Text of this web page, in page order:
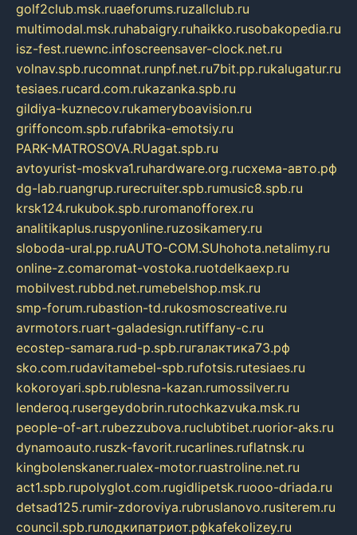
golf2club.msk.ruaeforums.ruzallclub.ru
multimodal.msk.ruhabaigry.ruhaikko.rusobakopedia.ru
isz-fest.ruewnc.infoscreensaver-clock.net.ru
volnav.spb.rucomnat.runpf.net.ru7bit.pp.rukalugatur.ru
tesiaes.rucard.com.rukazanka.spb.ru
gildiya-kuznecov.rukameryboavision.ru
griffoncom.spb.rufabrika-emotsiy.ru
PARK-MATROSOVA.RUagat.spb.ru
avtoyurist-moskva1.ruhardware.org.ruсхема-авто.рф
dg-lab.ruangrup.rurecruiter.spb.rumusic8.spb.ru
krsk124.rukubok.spb.ruromanofforex.ru
analitikaplus.ruspyonline.ruzosikamery.ru
sloboda-ural.pp.ruAUTO-COM.SUhohota.netalimy.ru
online-z.comaromat-vostoka.ruotdelkaexp.ru
mobilvest.rubbd.net.rumebelshop.msk.ru
smp-forum.rubastion-td.rukosmoscreative.ru
avrmotors.ruart-galadesign.rutiffany-c.ru
ecostep-samara.rud-p.spb.ruгалактика73.рф
sko.com.rudavitamebel-spb.rufotsis.rutesiaes.ru
kokoroyari.spb.rublesna-kazan.rumossilver.ru
lenderoq.rusergeydobrin.rutochkazvuka.msk.ru
people-of-art.rubezzubova.ruclubtibet.ruorior-aks.ru
dynamoauto.ruszk-favorit.rucarlines.ruflatnsk.ru
kingbolenskaner.rualex-motor.ruastroline.net.ru
act1.spb.rupolyglot.com.rugidlipetsk.ruooo-driada.ru
detsad125.rumir-zdoroviya.rubruslanovo.rusiterem.ru
council.spb.ruлодкипатриот.рфkafekolizey.ru